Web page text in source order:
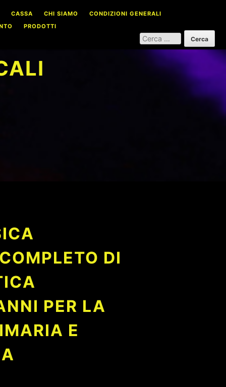
CASSA CHI SIAMO
CONDIZIONI GENERALI
PRODOTTI
RICERCA
PER:
DI
PER LA
E